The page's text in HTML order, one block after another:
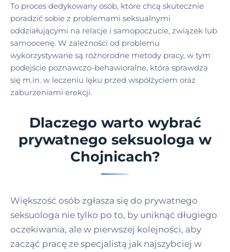
To proces dedykowany osób, które chcą skutecznie
poradzić sobie z problemami seksualnymi
oddziałującymi na relacje i samopoczucie, związek lub
samoocenę. W zależności od problemu
wykorzystywane są różnorodne metody pracy, w tym
podejście poznawczo-behawioralne, która sprawdza
się m.in. w leczeniu lęku przed współżyciem oraz
zaburzeniami erekcji.
Dlaczego warto wybrać
prywatnego seksuologa w
Chojnicach?
Większość osób zgłasza się do prywatnego
seksuologa nie tylko po to, by uniknąć długiego
oczekiwania, ale w pierwszej kolejności, aby
zacząć pracę ze specjalistą jak najszybciej w